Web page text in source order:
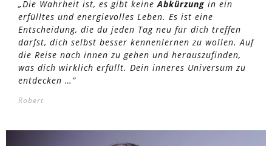
„Die Wahrheit ist, es gibt keineAbkürzung in ein
erfülltes und energievolles Leben. Es ist eine
Entscheidung, die du jeden Tag neu für dich treffen
darfst, dich selbst besser kennenlernen zu wollen. Auf
die Reise nach innen zu gehen und herauszufinden,
was dich wirklich erfüllt. Dein inneres Universum zu
entdecken …“
Robert